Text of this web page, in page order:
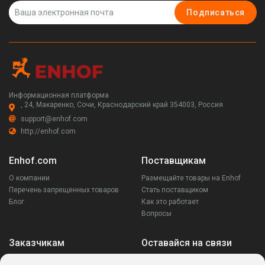
Подписаться
Информационная платформа
, 24, Макаренко, Сочи, Краснодарский край 354003, Россия
support@enhof.com
http://enhof.com
Enhof.com
О компании
Перечень запрещенных товаров
Блог
Поставщикам
Размещайте товары на Enhof
Стать поставщиком
Как это работает
Вопросы
Заказчикам Оставайся на связи